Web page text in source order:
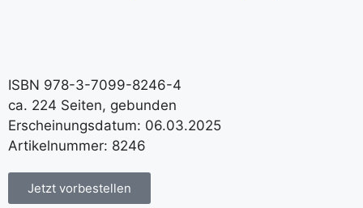
ISBN 978-3-7099-8246-4
ca. 224 Seiten, gebunden
Erscheinungsdatum: 06.03.2025
Artikelnummer: 8246
Jetzt vorbestellen